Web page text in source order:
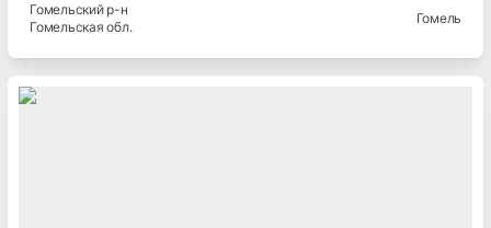
Гомельскийр-н
Гомельская обл.
Гомель